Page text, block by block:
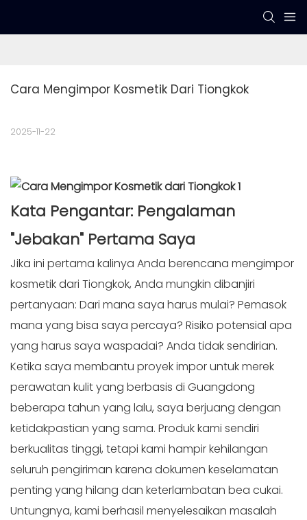
Cara Mengimpor Kosmetik Dari Tiongkok
2025-11-22
Kata Pengantar: Pengalaman
"Jebakan" Pertama Saya
Jika ini pertama kalinya Anda berencana mengimpor
kosmetik dari Tiongkok, Anda mungkin dibanjiri
pertanyaan: Dari mana saya harus mulai? Pemasok
mana yang bisa saya percaya? Risiko potensial apa
yang harus saya waspadai? Anda tidak sendirian.
Ketika saya membantu proyek impor untuk merek
perawatan kulit yang berbasis di Guangdong
beberapa tahun yang lalu, saya berjuang dengan
ketidakpastian yang sama. Produk kami sendiri
berkualitas tinggi, tetapi kami hampir kehilangan
seluruh pengiriman karena dokumen keselamatan
penting yang hilang dan keterlambatan bea cukai.
Untungnya, kami berhasil menyelesaikan masalah